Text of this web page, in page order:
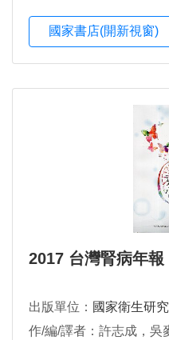
國家書店(開新視窗)
2017 台灣腎病年報
出版單位： 國家衛生研
作/編/譯者：許志成，吳